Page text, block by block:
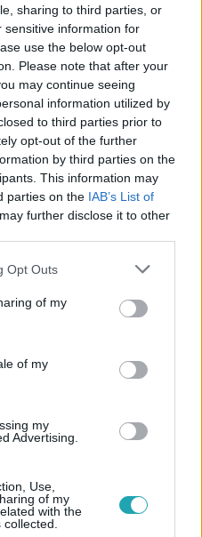
sharing to third parties, or
sensitive information for
use the below opt-out
Please note that after your
may continue seeing
information utilized by
to third parties prior to
opt-out of the further
by third parties on the
This information may
parties on the IAB’s List of
further disclose it to other
uses one or more Google
behaviour. You may click to
and its third-party tags to
purposes in below Google
Opt Outs
of my
of my
my
Advertising.
Use,
of my
with the
6:50
a magyar rock
a Fókusz körbebuszozta